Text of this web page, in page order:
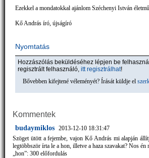
Ezekkel a mondatokkal ajánlom Széchenyi István
Kő András író, újságíró
Nyomtatás
Hozzászólás beküldéséhez lépjen be
regisztrált felhasználó, itt regisztrálhat!
Bővebben kifejtené véleményét? Írását küldje el
Kommentek
budaymiklos 2013-12-10 18:31:47
Szöget ütött a fejembe, vajon Kő András mi alapján
legtöbbször írta le a hon, illetve a haza szavakat? Nos én
„hon”: 300 előfordulás